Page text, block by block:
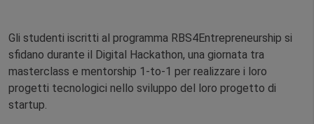
Gli studenti iscritti al programma RBS4Entrepreneurship si
sfidano durante il Digital Hackathon, una giornata tra
masterclass e mentorship 1-to-1 per realizzare i loro
progetti tecnologici nello sviluppo del loro progetto di
startup.